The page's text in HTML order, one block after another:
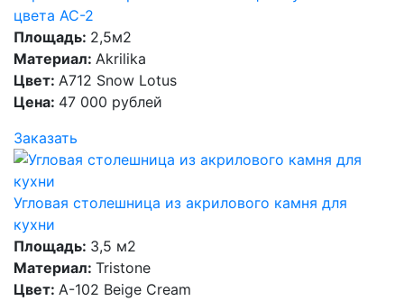
цвета AC-2
Площадь: 2,5м2
Материал: Akrilika
Цвет: A712 Snow Lotus
Цена: 47 000 рублей
Заказать
Угловая столешница из акрилового камня для
кухни
Площадь: 3,5 м2
Материал: Tristone
Цвет: А-102 Beige Cream